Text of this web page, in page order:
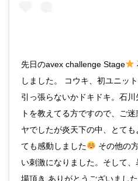
先日のavex challenge Stage
しました。 コウキ、初ユニッ
引っ張らないかドキドキ。石
トを教えてる方ですので、ご
ヤでしたが炎天下の中、とて
ても感動しました
その他の
い刺激になりました。そして
場頂き ありがとうございまし